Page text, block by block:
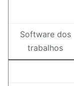
Software dos
trabalhos